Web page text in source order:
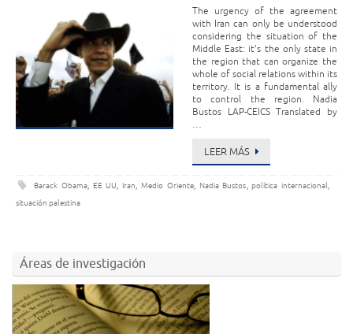
The urgency of the agreement
with Iran can only be understood
considering the situation of the
Middle East: it’s the only state in
the region that can organize the
whole of social relations within its
territory. It is a fundamental ally
to control the region. Nadia
Bustos LAP-CEICS Translated by
…
LEER MÁS
Barack Obama, EE UU, Iran,Medio Oriente, Nadia Bustos, política internacional,
situación palestina
Áreas de investigación